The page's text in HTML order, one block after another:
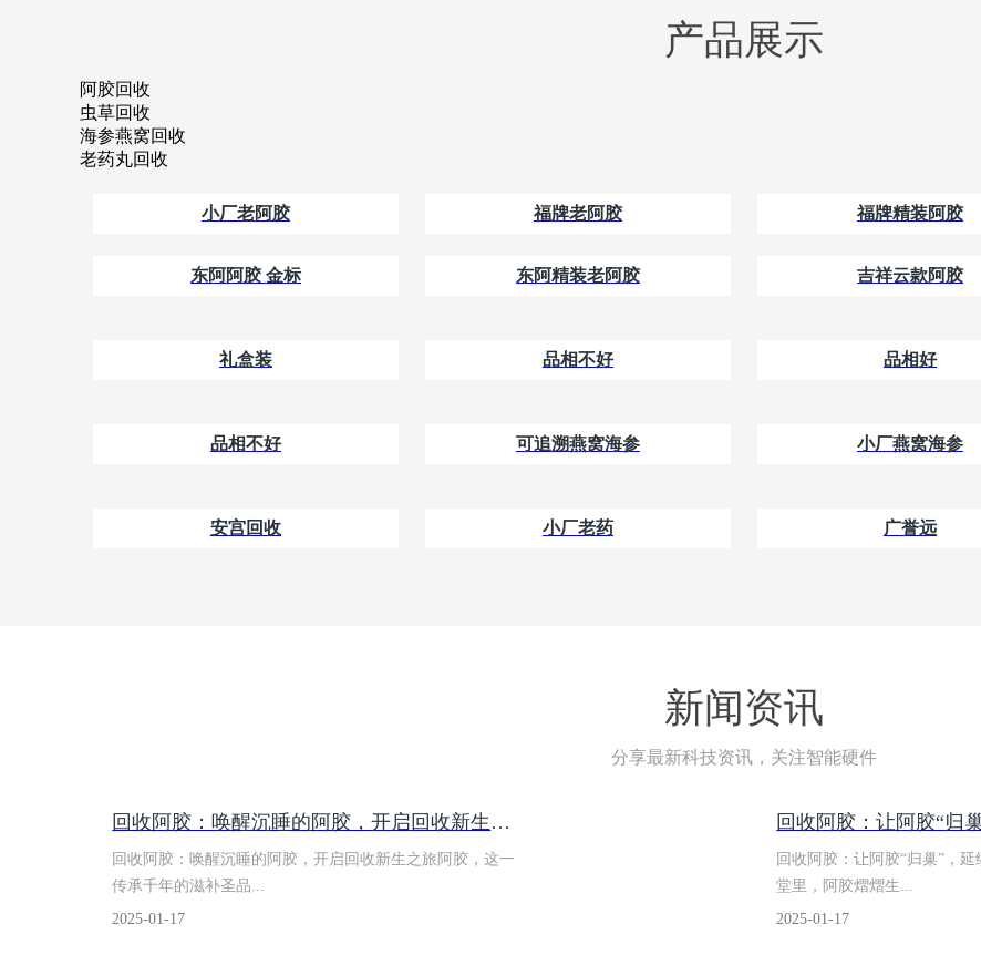
产品展示
阿胶回收
虫草回收
海参燕窝回收
老药丸回收
小厂老阿胶 福牌老阿胶 福牌精装阿胶
东阿阿胶 金标 东阿精装老阿胶 吉祥云款阿胶
礼盒装 品相不好 品相好
品相不好 可追溯燕窝海参 小厂燕窝海参
安宫回收 小厂老药 广誉远
新闻资讯
分享最新科技资讯，关注智能硬件
​回收阿胶：唤醒沉睡的阿胶，开启回收新生之旅
回收阿胶：唤醒沉睡的阿胶，开启回收新生之旅阿胶，这一
传承千年的滋补圣品...
2025-01-17
回收阿胶：​让阿胶“归
回收阿胶：让阿胶“归巢”，
堂里，阿胶熠熠生...
2025-01-17